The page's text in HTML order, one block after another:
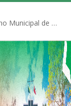
Políticas Municipais aprovadas pelo Conselho Municipal de Educação (CME)